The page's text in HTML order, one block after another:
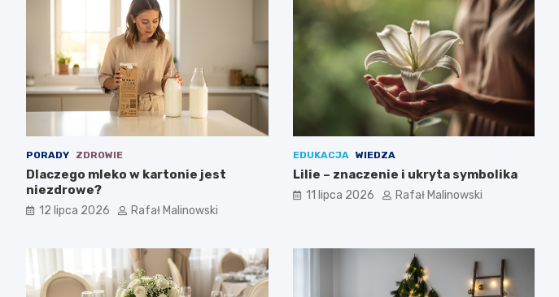
PORADY ZDROWIE
Dlaczego mleko w kartonie jest
niezdrowe?
12 lipca 2026 Rafał Malinowski
EDUKACJA WIEDZA
Lilie – znaczenie i ukryta symbolika
11 lipca 2026 Rafał Malinowski